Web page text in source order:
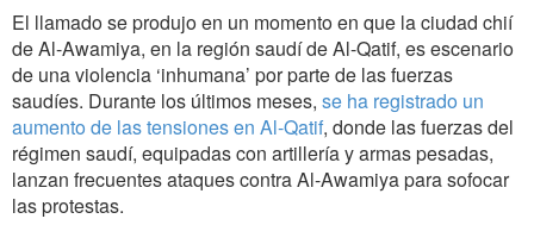
El llamado se produjo en un momento en que la ciudad chií
de Al-Awamiya, en la región saudí de Al-Qatif, es escenario
de una violencia ‘inhumana’ por parte de las fuerzas
saudíes. Durante los últimos meses, se ha registrado un
aumento de las tensiones en Al-Qatif, donde las fuerzas del
régimen saudí, equipadas con artillería y armas pesadas,
lanzan frecuentes ataques contra Al-Awamiya para sofocar
las protestas.